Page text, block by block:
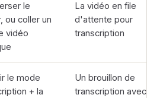
le
ou coller un
vidéo
La vidéo en file
d'attente pour
transcription
le mode
+ la
Un brouillon de
transcription avec